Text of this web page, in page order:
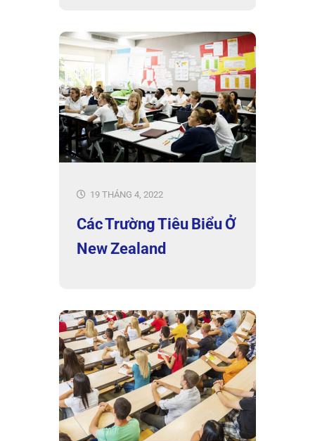
19 THÁNG 4, 2022
Các Trường Tiêu Biểu Ở
New Zealand